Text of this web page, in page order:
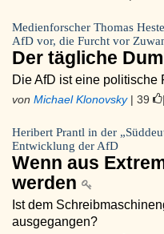
Medienforscher Thomas
AfD vor, die Furcht vor
Der tägliche
Die AfD ist eine politische
von Michael Klonovsky| 39
Heribert Prantl in der
Entwicklung der AfD
Wenn aus
werden
Ist dem
ausgegangen?